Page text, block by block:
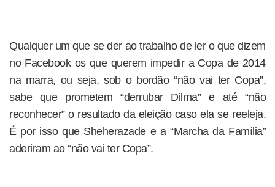
Qualquer um que se der ao trabalho de ler o que dizem
no Facebook os que querem impedir a Copa de 2014
na marra, ou seja, sob o bordão “não vai ter Copa”,
sabe que prometem “derrubar Dilma” e até “não
reconhecer” o resultado da eleição caso ela se reeleja.
É por isso que Sheherazade e a “Marcha da Família”
aderiram ao “não vai ter Copa”.